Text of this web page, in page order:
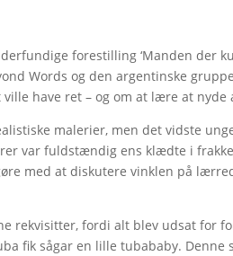
forestilling ‘Manden der
Words og den argentinske
have ret – og om at lære at nyde
malerier, men det vidste
var fuldstændig ens klædte i
med at diskutere vinklen på
rekvisitter, fordi alt blev udsat for
fik sågar en lille tubababy.